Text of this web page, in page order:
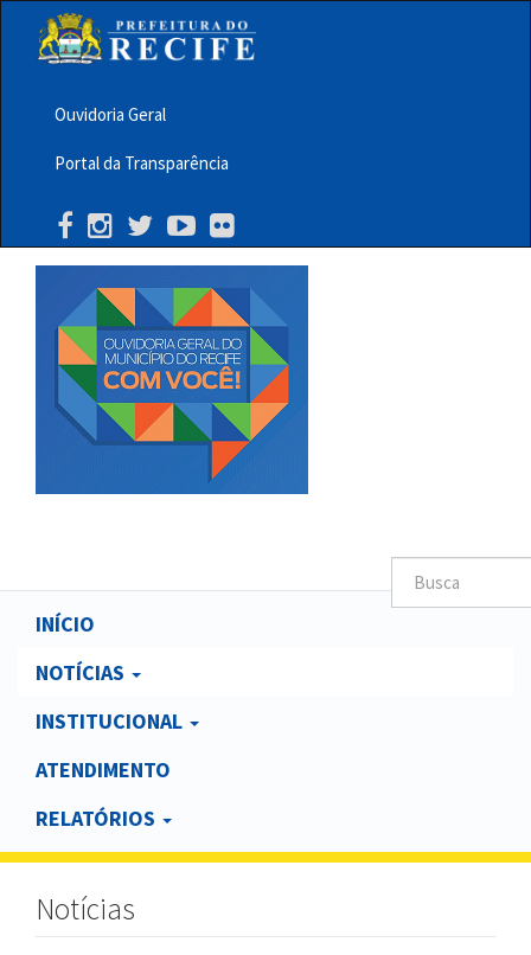
principalMenu
Barra
Topo
PCR
Ouvidoria Geral
Portal da Transparência
Main
navigation
INÍCIO
NOTÍCIAS
INSTITUCIONAL
ATENDIMENTO
RELATÓRIOS
Notícias